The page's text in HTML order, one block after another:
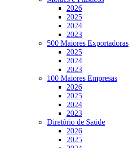
2026
2025
2024
2023
500 Maiores Exportadoras
2025
2024
2023
100 Maiores Empresas
2026
2025
2024
2023
Diretório de Saúde
2026
2025